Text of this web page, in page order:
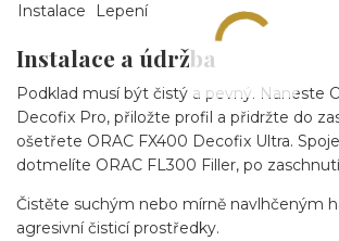
Instalace
Lepení
Instalace a údržba
Podklad musí být čistý a pevný. Naneste
Decofix Pro, přiložte profil a přidržte do
ošetřete ORAC FX400 Decofix Ultra.
dotmelíte ORAC FL300 Filler, po
Čistěte suchým nebo mírně navlhčeným
agresivní čisticí prostředky.